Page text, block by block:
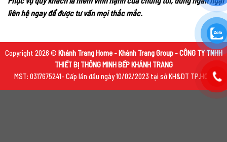
liên hệ ngay để được tư vấn mọi thắc mắc.
Copyright 2026 © Khánh Trang Home - Khánh Trang Group - CÔNG TY TNHH
THIẾT BỊ THÔNG MINH BẾP KHÁNH TRANG
MST: 0317675241- Cấp lần đầu ngày 10/02/2023 tại sở KH&DT TP.HCM